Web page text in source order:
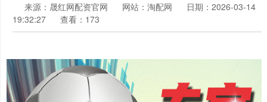
来源：晟红网配资官网 网站：淘配网
日期：2026-03-14
19:32:27
查看：173